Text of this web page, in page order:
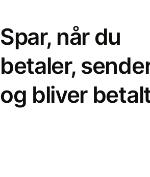
Spar, når du
betaler,
og bliver